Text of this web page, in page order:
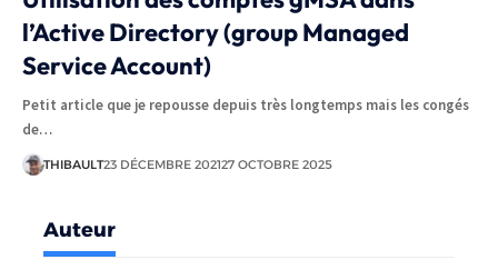
l’Active Directory (group Managed
Service Account)
Petit article que je repousse depuis très longtemps mais les congés
de…
THIBAULT23 DÉCEMBRE 202127 OCTOBRE 2025
Auteur